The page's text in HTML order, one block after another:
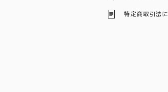
特定商取引法